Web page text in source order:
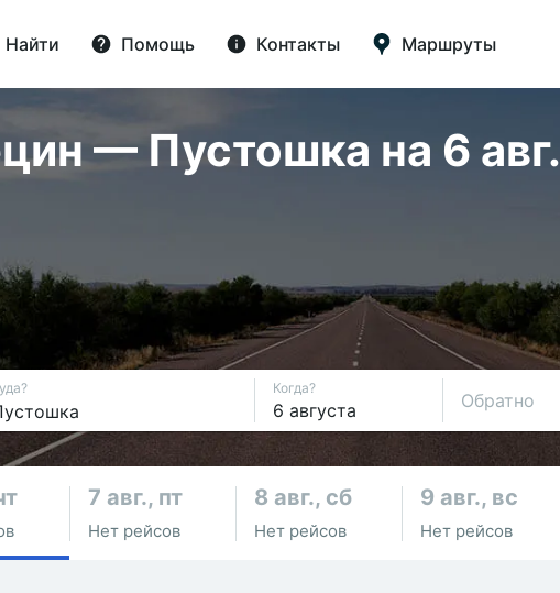
Найти Помощь Контакты Маршруты
— Пустошка на 6 авг.
Когда?
Обратно
7 авг., пт
Нет рейсов
8 авг., сб
Нет рейсов
9 авг., вс
Нет рейсов